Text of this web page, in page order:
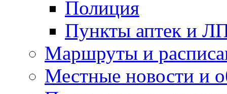
Полиция
Пункты аптек и
Маршруты и
Местные новости и